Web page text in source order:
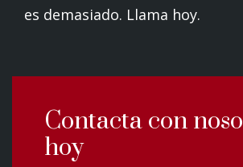
es demasiado. Llama hoy.
Contacta con
hoy